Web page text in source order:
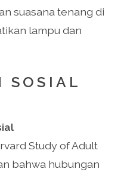
suasana tenang di
lampu dan
SOSIAL
Study of Adult
bahwa hubungan